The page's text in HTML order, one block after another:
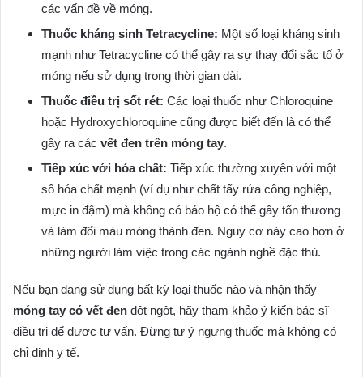
các vấn đề về móng.
Thuốc kháng sinh Tetracycline: Một số loại kháng sinh
mạnh như Tetracycline có thể gây ra sự thay đổi sắc tố ở
móng nếu sử dụng trong thời gian dài.
Thuốc điều trị sốt rét: Các loại thuốc như Chloroquine
hoặc Hydroxychloroquine cũng được biết đến là có thể
gây ra các vết đen trên móng tay.
Tiếp xúc với hóa chất: Tiếp xúc thường xuyên với một
số hóa chất mạnh (ví dụ như chất tẩy rửa công nghiệp,
mực in đậm) mà không có bảo hộ có thể gây tổn thương
và làm đổi màu móng thành đen. Nguy cơ này cao hơn ở
những người làm việc trong các ngành nghề đặc thù.
Nếu bạn đang sử dụng bất kỳ loại thuốc nào và nhận thấy
móng tay có vết đen đột ngột, hãy tham khảo ý kiến bác sĩ
điều trị để được tư vấn. Đừng tự ý ngưng thuốc mà không có
chỉ định y tế.